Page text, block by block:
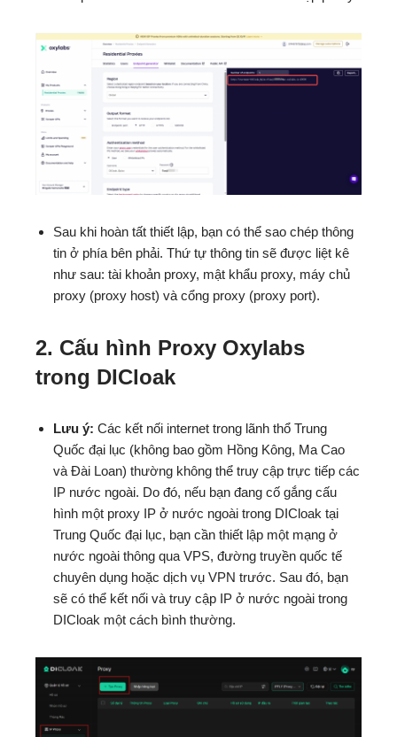
Sau khi hoàn tất thiết lập, bạn có thể sao chép thông
tin ở phía bên phải. Thứ tự thông tin sẽ được liệt kê
như sau: tài khoản proxy, mật khẩu proxy, máy chủ
proxy (proxy host) và cổng proxy (proxy port).
2. Cấu hình Proxy Oxylabs
trong DICloak
Lưu ý: Các kết nối internet trong lãnh thổ Trung
Quốc đại lục (không bao gồm Hồng Kông, Ma Cao
và Đài Loan) thường không thể truy cập trực tiếp các
IP nước ngoài. Do đó, nếu bạn đang cố gắng cấu
hình một proxy IP ở nước ngoài trong DICloak tại
Trung Quốc đại lục, bạn cần thiết lập một mạng ở
nước ngoài thông qua VPS, đường truyền quốc tế
chuyên dụng hoặc dịch vụ VPN trước. Sau đó, bạn
sẽ có thể kết nối và truy cập IP ở nước ngoài trong
DICloak một cách bình thường.